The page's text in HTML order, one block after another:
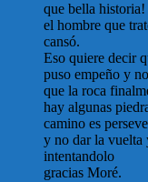
que bella historia!
el hombre que
cansó.
Eso quiere decir
puso empeño y
que la roca
hay algunas
camino es
y no dar la vuelta
intentandolo
gracias Moré.